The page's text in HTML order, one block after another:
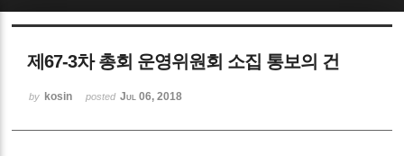
제67-3차 총회 운영위원회 소집 통보의 건
by kosin posted Jul 06, 2018
Sketchbook5, 스케치북5